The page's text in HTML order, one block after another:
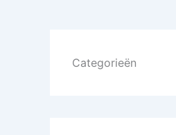
Categorieën